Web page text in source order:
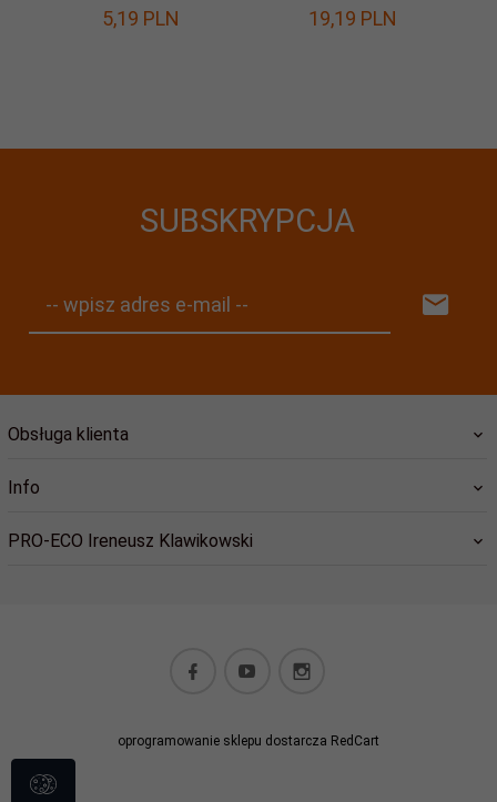
5,19 PLN 19,19 PLN
SUBSKRYPCJA
-- wpisz adres e-mail --
Obsługa klienta
Info
PRO-ECO Ireneusz Klawikowski
oprogramowanie sklepu dostarcza RedCart